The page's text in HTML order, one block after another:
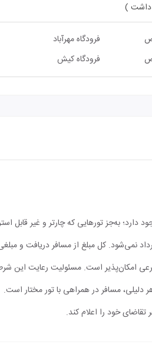
داشت )
فرودگاه مهرآباد
فرودگاه کیش
دارد؛ به‌جز تورهایی که چارتر و غیر قابل
نمی‌شود. کل مبلغ از مسافر دریافت و
امکان‌پذیر است. مسئولیت رعایت این
مسافر در همراهی با تور مختار است.
خود را اعلام کند.